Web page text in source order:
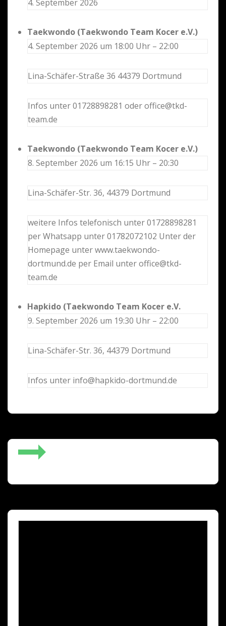
4. September 2026
Taekwondo (Taekwondo Team Kocer e.V.)
4. September 2026 um 18:00 Uhr – 22:00
Lina-Schäfer-Straße 36 44379 Dortmund
Infos unter 01728898281 oder office@tkd-
team.de
Taekwondo (Taekwondo Team Kocer e.V.)
8. September 2026 um 16:15 Uhr – 20:30
Lina-Schäfer-Str. 36, 44379 Dortmund
weitere Infos telefonisch unter 01728898281
per Whatsapp unter 01782072102 Unter der
Homepage unter www.taekwondo-
dortmund.de per Email unter office@tkd-
team.de
Hapkido (Taekwondo Team Kocer e.V.
9. September 2026 um 19:30 Uhr – 22:00
Lina-Schäfer-Str. 36, 44379 Dortmund
Infos unter info@hapkido-dortmund.de